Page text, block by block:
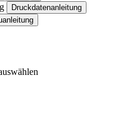
Druckdatenanleitung